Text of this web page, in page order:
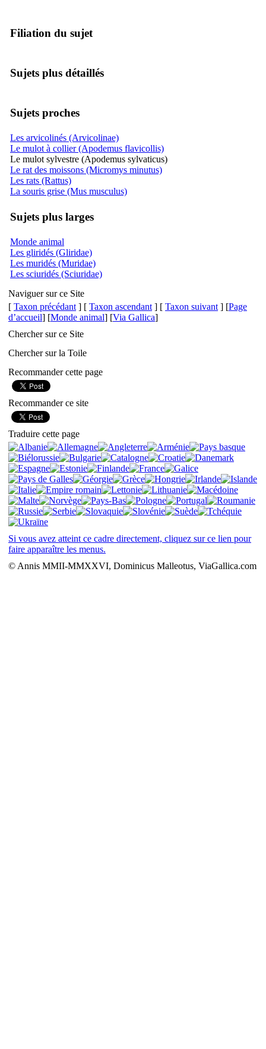
Filiation du sujet
Sujets plus détaillés
Sujets proches
Les arvicolinés (Arvicolinae)
Le mulot à collier (Apodemus flavicollis)
Le mulot sylvestre (Apodemus sylvaticus)
Le rat des moissons (Micromys minutus)
Les rats (Rattus)
La souris grise (Mus musculus)
Sujets plus larges
Monde animal
Les gliridés (Gliridae)
Les muridés (Muridae)
Les sciuridés (Sciuridae)
Naviguer sur ce Site
[ Taxon précédant ] [ Taxon ascendant ] [ Taxon suivant ] [Page
d’accueil] [Monde animal] [Via Gallica]
Chercher sur ce Site
Chercher sur la Toile
Recommander cette page
Recommander ce site
Traduire cette page
Si vous avez atteint ce cadre directement, cliquez sur ce lien pour
faire apparaître les menus.
© Annis MMII-MMXXVI, Dominicus Malleotus, ViaGallica.com